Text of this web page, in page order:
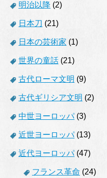
明治以降 (2)
日本刀 (21)
日本の芸術家 (1)
世界の童話 (21)
古代ローマ文明 (9)
古代ギリシア文明 (2)
中世ヨーロッパ(3)
近世ヨーロッパ(13)
近代ヨーロッパ(47)
フランス革命 (24)